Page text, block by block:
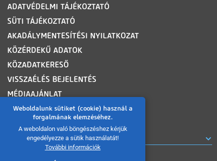
Weboldalunk sütiket (cookie) használ a
forgalmának elemzéséhez.
A weboldalon való böngészéshez kérjük
engedélyezze a sütik használatát!
További információk
ADATVÉDELMI TÁJÉKOZTATÓ
SÜTI TÁJÉKOZTATÓ
AKADÁLYMENTESÍTÉSI NYILATKOZAT
KÖZÉRDEKŰ ADATOK
KÖZADATKERESŐ
VISSZAÉLÉS BEJELENTÉS
MÉDIAAJÁNLAT
OLDALTÉRKÉP
ROVATOK